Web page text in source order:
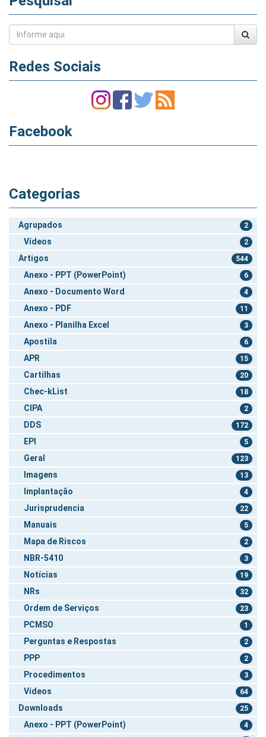
Redes Sociais
Facebook
Categorias
Agrupados 2
Vídeos 2
Artigos 544
Anexo - PPT (PowerPoint) 6
Anexo - Documento Word 4
Anexo - PDF 11
Anexo - Planilha Excel 3
Apostila 6
APR 15
Cartilhas 20
Chec-kList 18
CIPA 2
DDS 172
EPI 5
Geral 123
Imagens 13
Implantação 4
Jurisprudencia 22
Manuais 5
Mapa de Riscos 2
NBR-5410 3
Notícias 19
NRs 32
Ordem de Serviços 23
PCMSO 1
Perguntas e Respostas 2
PPP 2
Procedimentos 3
Vídeos 64
Downloads 25
Anexo - PPT (PowerPoint) 4